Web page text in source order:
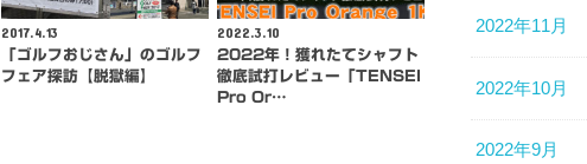
2017.4.13
「ゴルフおじさん」のゴルフ
フェア探訪【脱獄編】
2022.3.10
2022年！獲れたてシャフト
徹底試打レビュー「TENSEI
Pro Or…
2022年11月
2022年10月
2022年9月